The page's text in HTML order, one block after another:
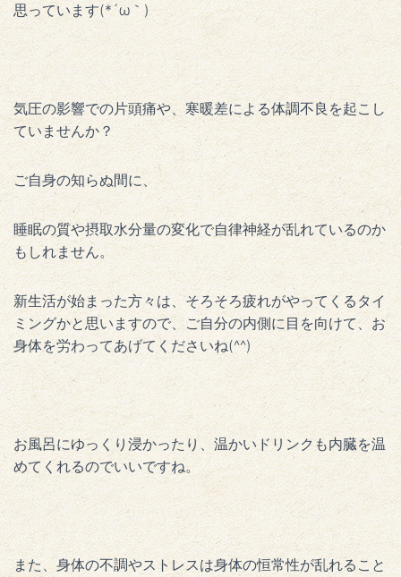
思っています(*´ω｀)
気圧の影響での片頭痛や、寒暖差による体調不良を起こし
ていませんか？
ご自身の知らぬ間に、
睡眠の質や摂取水分量の変化で自律神経が乱れているのか
もしれません。
新生活が始まった方々は、そろそろ疲れがやってくるタイ
ミングかと思いますので、ご自分の内側に目を向けて、お
身体を労わってあげてくださいね(^^)
お風呂にゆっくり浸かったり、温かいドリンクも内臓を温
めてくれるのでいいですね。
また、身体の不調やストレスは身体の恒常性が乱れること